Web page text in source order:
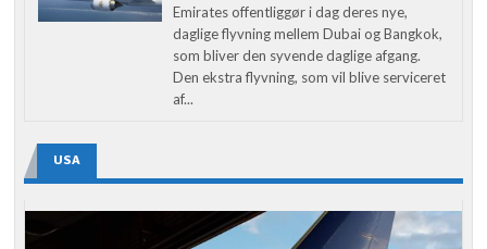
Emirates offentliggør i dag deres nye,
daglige flyvning mellem Dubai og Bangkok,
som bliver den syvende daglige afgang.
Den ekstra flyvning, som vil blive serviceret
af...
USA